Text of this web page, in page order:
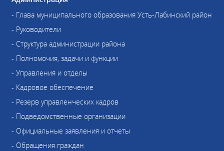
- Глава муниципального образования Усть-Лабинский район
- Руководители
- Структура администрации района
- Полномочия, задачи и функции
- Управления и отделы
- Кадровое обеспечение
- Резерв управленческих кадров
- Подведомственные организации
- Официальные заявления и отчеты
- Обращения граждан